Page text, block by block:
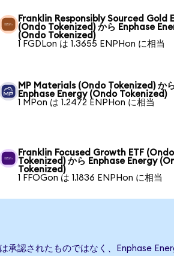
Franklin Responsibly Sourced Gold
(Ondo Tokenized) から Enphase
(Ondo Tokenized)
1 FGDLon は 1.3655 ENPHon に相当
MP Materials (Ondo Tokenized) か
Enphase Energy (Ondo Tokenized)
1 MPon は 1.2472 ENPHon に相当
Franklin Focused Growth ETF (Ondo
Tokenized) から Enphase Energy
Tokenized)
1 FFOGon は 1.1836 ENPHon に相当
承認されたものではなく、Enphase